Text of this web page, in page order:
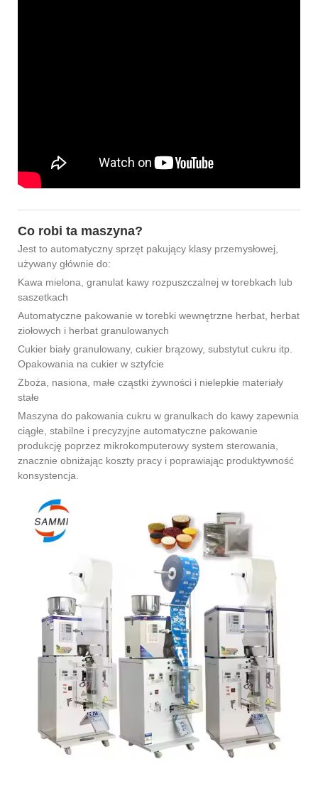
Co robi ta maszyna?
Jest to automatyczny sprzęt pakujący klasy przemysłowej,
używany głównie do:
Kawa mielona, ​​granulat kawy rozpuszczalnej w torebkach lub
saszetkach
Automatyczne pakowanie w torebki wewnętrzne herbat, herbat
ziołowych i herbat granulowanych
Cukier biały granulowany, cukier brązowy, substytut cukru itp.
Opakowania na cukier w sztyfcie
Zboża, nasiona, małe cząstki żywności i nielepkie materiały
stałe
Maszyna do pakowania cukru w ​​granulkach do kawy zapewnia
ciągłe, stabilne i precyzyjne automatyczne pakowanie
produkcję poprzez mikrokomputerowy system sterowania,
znacznie obniżając koszty pracy i poprawiając produktywność
konsystencja.